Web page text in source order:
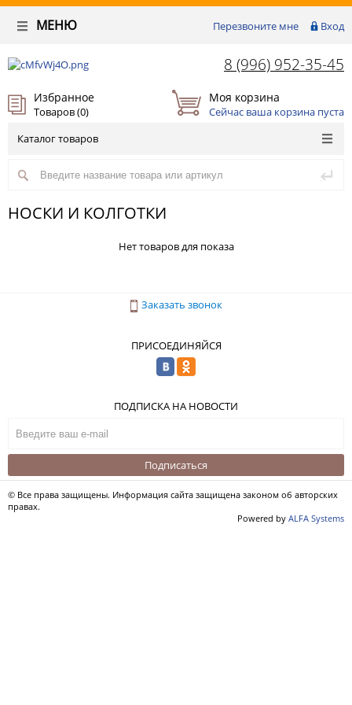
Перезвоните мне Вход
МЕНЮ
8 (996) 952-35-45
Избранное
Товаров (0)
Моя корзина
Сейчас ваша корзина пуста
Каталог товаров
НОСКИ И КОЛГОТКИ
Нет товаров для показа
Заказать звонок
ПРИСОЕДИНЯЙСЯ
ПОДПИСКА НА НОВОСТИ
Подписаться
© Все права защищены. Информация сайта защищена законом об авторских
правах.
Powered by ALFA Systems